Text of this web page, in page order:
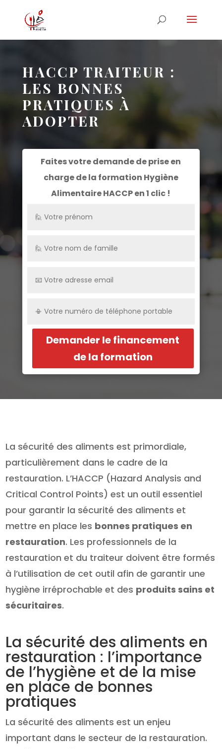
HACCP TRAITEUR :
LES BONNES
PRATIQUES À
ADOPTER
Faites votre demande de prise en
charge de la formation Hygiène
Alimentaire HACCPen 1 clic !
Demander le financement
de la formation
La sécurité des aliments est primordiale,
particulièrement dans le cadre de la
restauration. L’HACCP (Hazard Analysis and
Critical Control Points) est un outil essentiel
pour garantir la sécurité des aliments et
mettre en place les bonnes pratiques en
restauration. Les professionnels de la
restauration et du traiteur doivent être formés
à l’utilisation de cet outil afin de garantir une
hygiène irréprochable et des produits sains et
sécuritaires.
La sécurité des aliments en
restauration : l’importance
de l’hygiène et de la mise
en place de bonnes
pratiques
La sécurité des aliments est un enjeu
important dans le secteur de la restauration.